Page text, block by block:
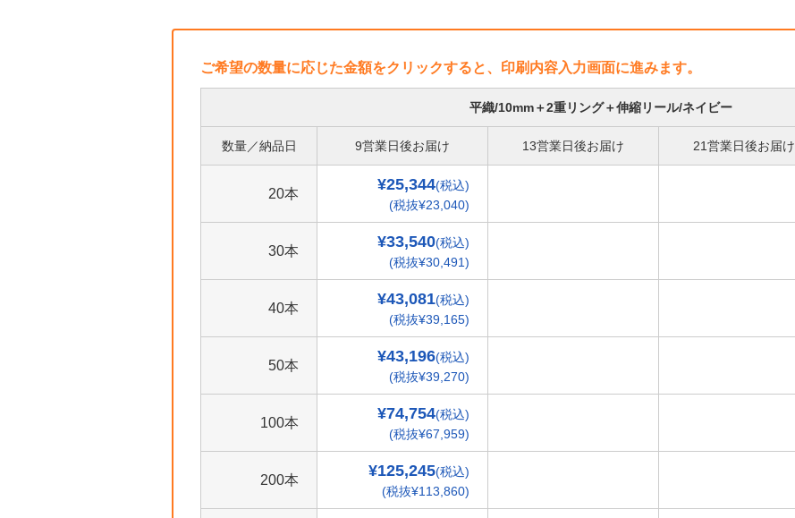
ご希望の数量に応じた金額をクリックすると、印刷内容入力画面に進みます。
平織/10mm＋2重リング＋伸縮リール/ネイビー
数量／納品日 9営業日後お届け 13営業日後お届け 21営業日後お届け
20本
¥25,344(税込)
(税抜¥23,040)
30本
¥33,540(税込)
(税抜¥30,491)
40本
¥43,081(税込)
(税抜¥39,165)
50本
¥43,196(税込)
(税抜¥39,270)
100本
¥74,754(税込)
(税抜¥67,959)
200本
¥125,245(税込)
(税抜¥113,860)